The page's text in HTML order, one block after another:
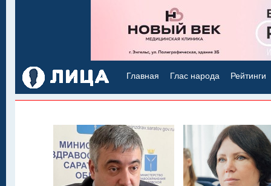
Главная Глас народа Рейтинги